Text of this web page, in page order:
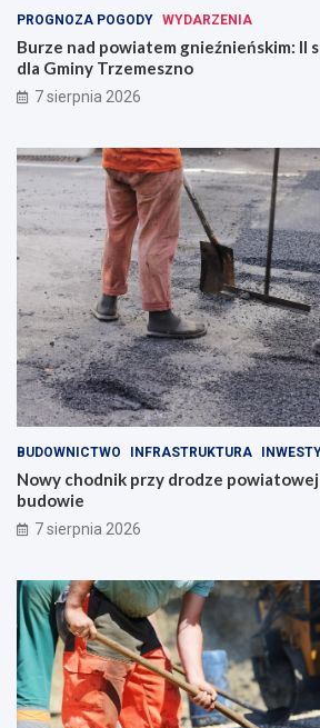
PROGNOZA POGODY WYDARZENIA
Burze nad powiatem gnieźnieńskim: II
dla Gminy Trzemeszno
7 sierpnia 2026
BUDOWNICTWO INFRASTRUKTURA
Nowy chodnik przy drodze
budowie
7 sierpnia 2026